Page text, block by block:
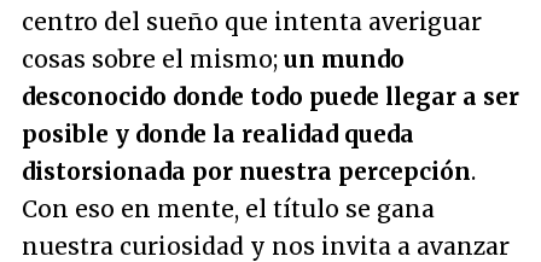
centro del sueño que intenta averiguar
cosas sobre el mismo; un mundo
desconocido donde todo puede llegar a ser
posible y donde la realidad queda
distorsionada por nuestra percepción.
Con eso en mente, el título se gana
nuestra curiosidad y nos invita a avanzar